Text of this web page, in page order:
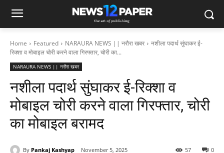
Home Featured NARAURA NEWS || नरौरा खबर
नशीला पदार्थ सुंघाकर ई-
रिक्शा व मोबाइल चोरी करने वाला गिरफ्तार, चोरी का...
NARAURA NEWS || नरौरा खबर
नशीला पदार्थ सुंघाकर ई-रिक्शा व
मोबाइल चोरी करने वाला गिरफ्तार, चोरी
का मोबाइल बरामद
By Pankaj Kashyap November 5, 2025 0
57